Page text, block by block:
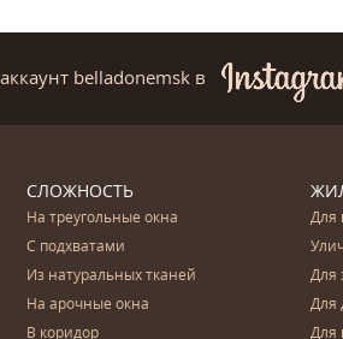
belladonemsk в
СЛОЖНОСТЬ
На треугольные окна
С подхватами
Из натуральных тканей
На арочные окна
В коридор
Для
Для
Для
Для